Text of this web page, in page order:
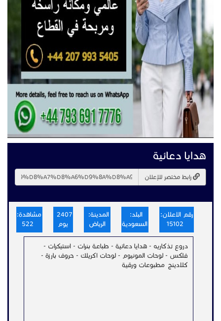
هدايا دعائية
رابط مختصر للإعلان
رقم الاعلان:
البلد:
السعودية
المدينة:
الرياض
يوم
مشاهدة:
دروع تذكاريه - هدايا دعائية - طباعة بنرات - استيكرات -
فلكس - لوحات المونيوم - لوحات اكريلك - حروف بارزة -
كلادينج مطبوعات ورقية